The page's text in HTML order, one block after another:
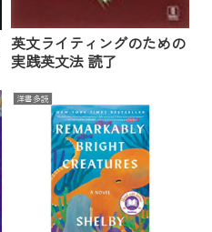
英文ライティングのための
実践英文法 読了
洋書多読